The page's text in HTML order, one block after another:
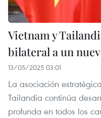
Vietnam y
bilateral a un
13/05/2025 03:01
La asociación
Tailandia continúa
profunda en todos los